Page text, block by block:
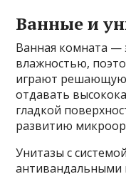
Ванные и
Ванная комната —
влажностью,
играют решающую
отдавать
гладкой
развитию
Унитазы с
антивандальными